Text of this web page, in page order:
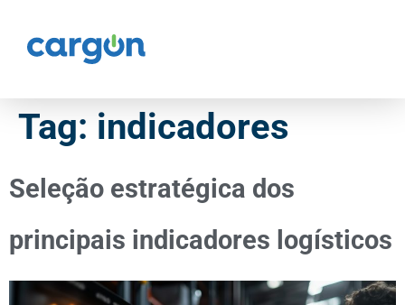
Tag: indicadores
Seleção estratégica dos
principais indicadores logísticos